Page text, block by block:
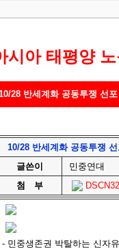
시아 태평양
28 반세계화 공동투쟁 선포
10/28 반세계화 공동투쟁
글쓴이
민중연대
첨
부
- 민중생존권 박탈하는 신자